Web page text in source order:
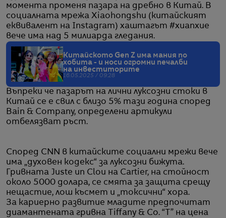
момента променя пазара на дребно в Китай. В
социалната мрежа Xiaohongshu (китайският
еквивалент на Instagram) хаштагът #xuanxue
вече има над 5 милиарда гледания.
Китайското Gen Z има мания по
хобита - и носи огромни печалби
на инвеститорите
16.05.2025 / 09:28
Въпреки че пазарът на лични луксозни стоки в
Китай се е свил с близо 5% тази година според
Bain & Company, определени артикули
отбелязват ръст.
Според CNN в китайските социални мрежи вече
има „духовен кодекс“ за луксозни бижута.
Гривната Juste un Clou на Cartier, на стойност
около 5000 долара, се смята за защита срещу
нещастие, лош късмет и „токсични“ хора.
За кариерно развитие младите предпочитат
диамантената гривна Tiffany & Co. “T” на цена